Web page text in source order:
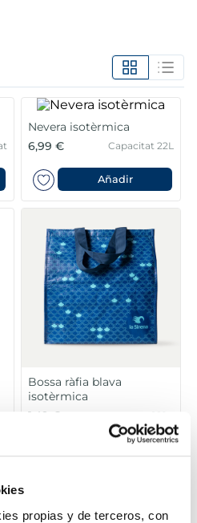
propias y de terceros, con
Nevera isotèrmica
6,99 €
Capacitat 22L
Añadir
Bossa ràfia blava
isotèrmica
1,49 €